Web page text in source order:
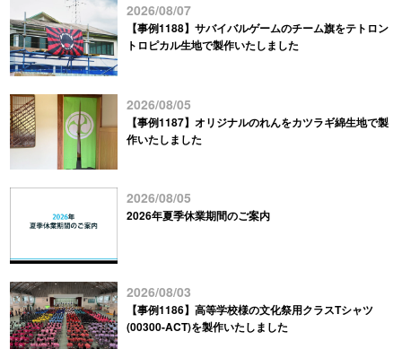
2026/08/07
【事例1188】サバイバルゲームのチーム旗をテトロン
トロピカル生地で製作いたしました
2026/08/05
【事例1187】オリジナルのれんをカツラギ綿生地で製
作いたしました
2026/08/05
2026年夏季休業期間のご案内
2026/08/03
【事例1186】高等学校様の文化祭用クラスTシャツ
(00300-ACT)を製作いたしました